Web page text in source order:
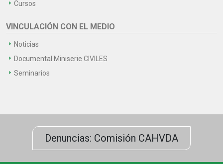
Cursos
VINCULACIÓN CON EL MEDIO
Noticias
Documental Miniserie CIVILES
Seminarios
Denuncias: Comisión CAHVDA